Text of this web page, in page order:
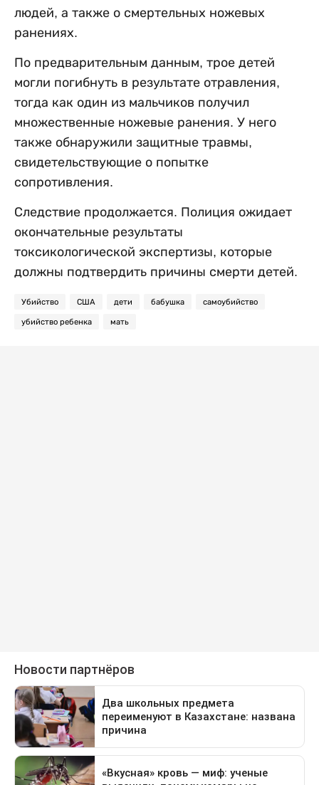
людей, а также о смертельных ножевых
ранениях.
По предварительным данным, трое детей
могли погибнуть в результате отравления,
тогда как один из мальчиков получил
множественные ножевые ранения. У него
также обнаружили защитные травмы,
свидетельствующие о попытке
сопротивления.
Следствие продолжается. Полиция ожидает
окончательные результаты
токсикологической экспертизы, которые
должны подтвердить причины смерти детей.
Убийство США дети бабушка самоубийство
убийство ребенка мать